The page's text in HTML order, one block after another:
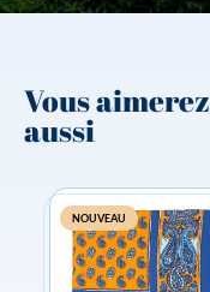
Vous aimerez
aussi
NOUVEAU